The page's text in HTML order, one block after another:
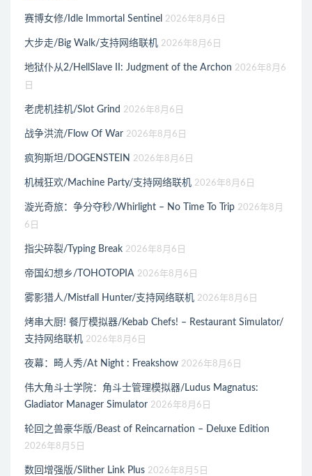
赛博女修/Idle Immortal Sentinel 2026年8月6日
大步走/Big Walk/支持网络联机 2026年8月6日
地狱仆从2/HellSlave II: Judgment of the Archon 2026年8月6
日
老虎机挂机/Slot Grind 2026年8月6日
战争洪流/Flow Of War 2026年8月6日
疯狗斯坦/DOGENSTEIN 2026年8月6日
机械狂欢/Machine Party/支持网络联机 2026年8月6日
漩光奇旅：争分夺秒/Whirlight – No Time To Trip 2026年8月
6日
指尖碎裂/Typing Break 2026年8月6日
帝国幻想乡/TOHOTOPIA 2026年8月6日
雾影猎人/Mistfall Hunter/支持网络联机 2026年8月6日
烤串大厨! 餐厅模拟器/Kebab Chefs! – Restaurant Simulator/
支持网络联机 2026年8月6日
夜幕：畸人秀/At Night : Freakshow 2026年8月6日
伟大角斗士学院：角斗士管理模拟器/Ludus Magnatus:
Gladiator Manager Simulator 2026年8月6日
轮回之兽豪华版/Beast of Reincarnation – Deluxe Edition
2026年8月5日
数回增强版/Slither Link Plus 2026年8月5日